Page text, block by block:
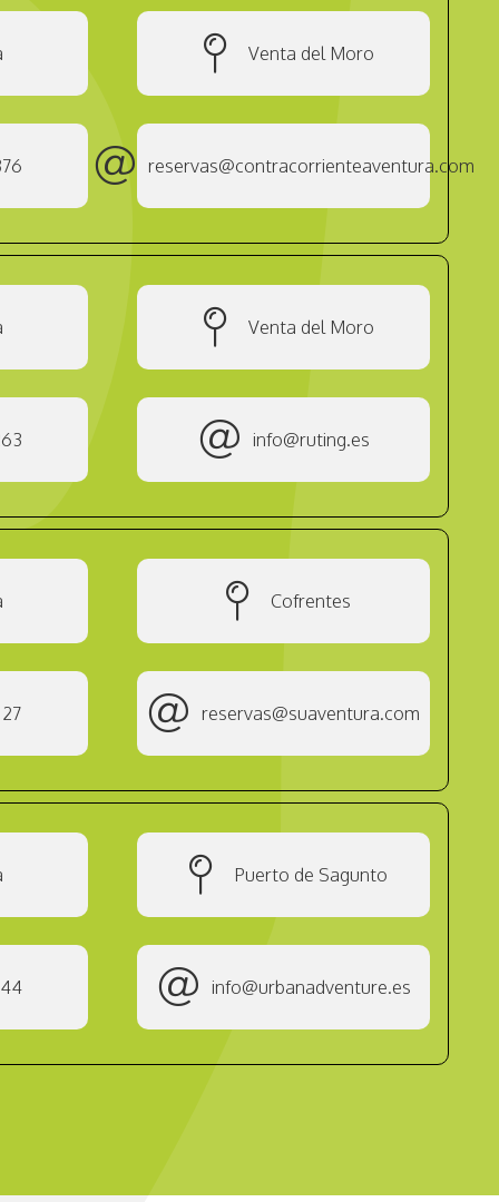
Venta del Moro
reservas@contracorrienteaventura.com
Venta del Moro
info@ruting.es
Cofrentes
reservas@suaventura.com
Puerto de Sagunto
info@urbanadventure.es